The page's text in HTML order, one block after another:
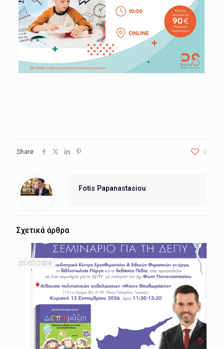
Share 0
Fotis Papanastasiou
Σχετικά άρθρα
01/07/2026